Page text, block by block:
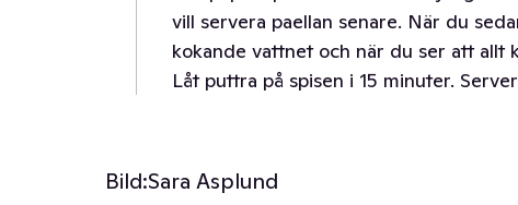
vill servera paellan senare. När du
kokande vattnet och när du ser att allt
Låt puttra på spisen i 15 minuter.
Bild:Sara Asplund